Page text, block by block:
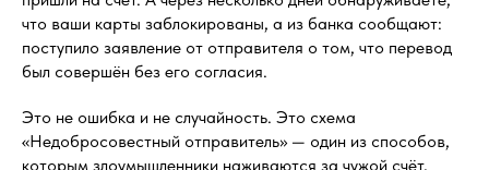
что ваши карты заблокированы, а из банка сообщают:
поступило заявление от отправителя о том, что перевод
был совершён без его согласия.
Это не ошибка и не случайность. Это схема
«Недобросовестный отправитель» — один из способов,
которым злоумышленники наживаются за чужой счёт,